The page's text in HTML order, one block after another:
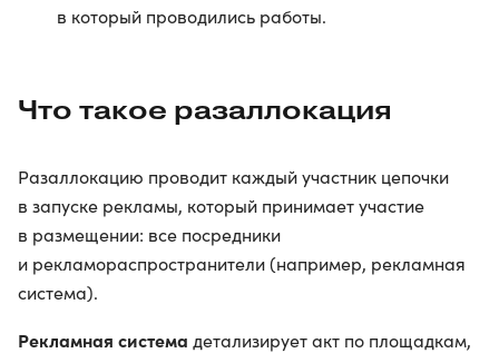
в который проводились работы.
Что такое разаллокация
Разаллокацию проводит каждый участник цепочки
в запуске рекламы, который принимает участие
в размещении: все посредники
и рекламораспространители (например, рекламная
система).
Рекламная система детализирует акт по площадкам,